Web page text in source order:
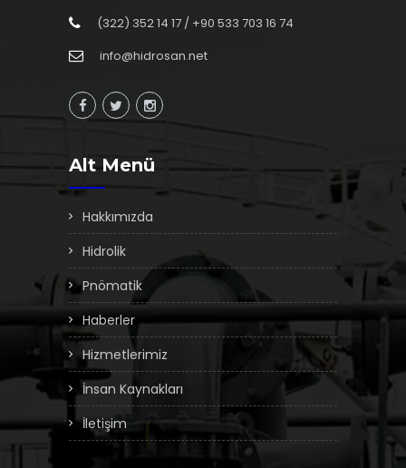
(322) 352 14 17 / +90 533 703 16 74
info@hidrosan.net
Alt Menü
Hakkımızda
Hidrolik
Pnömatik
Haberler
Hizmetlerimiz
İnsan Kaynakları
İletişim